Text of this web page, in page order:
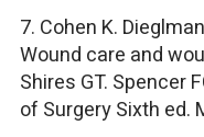
7. Cohen K.
Wound care and
Shires GT. Spencer
of Surgery Sixth ed.